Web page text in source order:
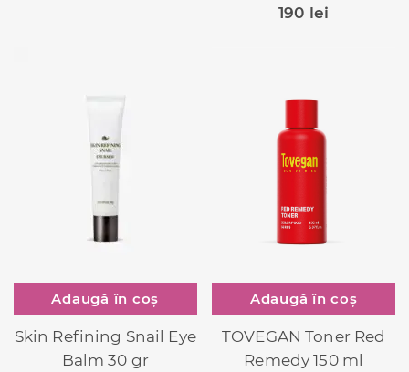
190 lei
Adaugă în coș
Skin Refining Snail Eye
Balm 30 gr
Adaugă în coș
TOVEGAN Toner Red
Remedy 150 ml